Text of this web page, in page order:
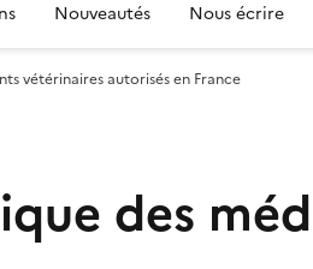
Nouveautés Nous écrire
vétérinaires autorisés en France
des